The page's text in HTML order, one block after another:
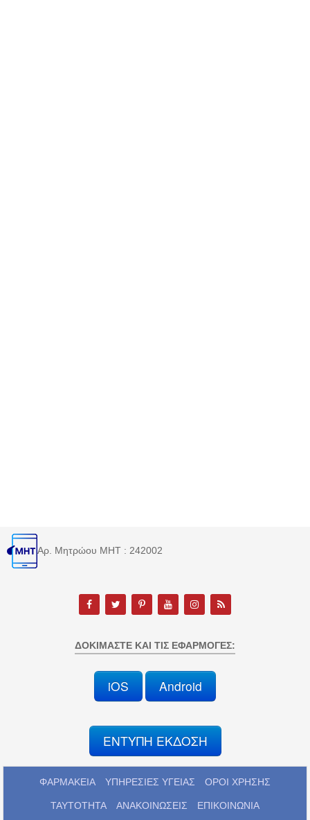
Αρ. Μητρώου MHT : 242002
ΔΟΚΙΜΆΣΤΕ ΚΑΙ ΤΙΣ ΕΦΑΡΜΟΓΈΣ:
iOS Android
ΕΝΤΥΠΗ ΕΚΔΟΣΗ
ΦΑΡΜΑΚΕΙΑ ΥΠΗΡΕΣΙΕΣ ΥΓΕΙΑΣ ΟΡΟΙ ΧΡΗΣΗΣ
ΤΑΥΤΟΤΗΤΑ ΑΝΑΚΟΙΝΩΣΕΙΣ ΕΠΙΚΟΙΝΩΝΙΑ